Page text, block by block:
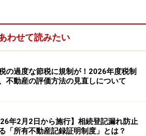
わせて読みたい
の過度な節税に規制が！2026年度税制
不動産の評価方法の見直しについて
年2月2日から施行】相続登記漏れ防止
「所有不動産記録証明制度」とは？